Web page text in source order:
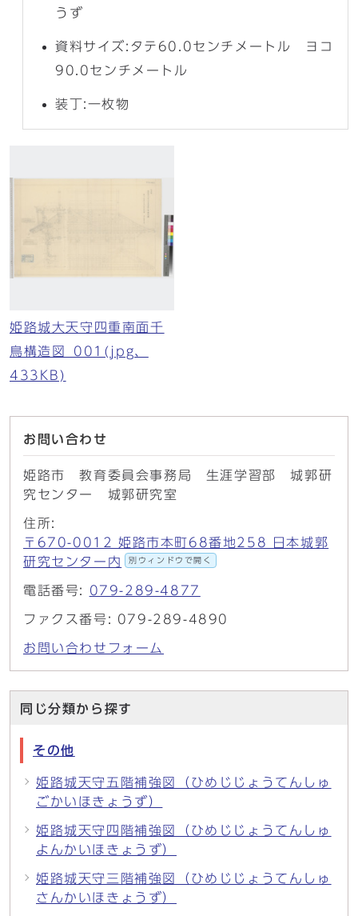
うず
資料サイズ:タテ60.0センチメートル ヨコ
90.0センチメートル
装丁:一枚物
姫路城大天守四重南面千
鳥構造図_001(jpg、
433KB)
お問い合わせ
姫路市 教育委員会事務局 生涯学習部 城郭研
究センター 城郭研究室
住所:
〒670-0012 姫路市本町68番地258 日本城郭
研究センター内
別ウィンドウで開く
電話番号: 079-289-4877
ファクス番号: 079-289-4890
お問い合わせフォーム
同じ分類から探す
その他
姫路城天守五階補強図（ひめじじょうてんしゅ
ごかいほきょうず）
姫路城天守四階補強図（ひめじじょうてんしゅ
よんかいほきょうず）
姫路城天守三階補強図（ひめじじょうてんしゅ
さんかいほきょうず）